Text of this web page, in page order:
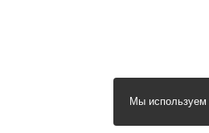
Мы используем